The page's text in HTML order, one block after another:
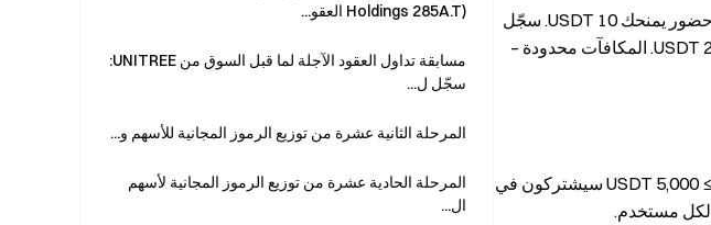
تداول ما لا يقل عن 50 USDT في عقود GUA/USDT الدائمة يوميًا لتسجيل الحضور بنجاح. كل تسجيل حضور يمنحك 10 USDT. سجّل
حضورك يوميًا لتحصل على مكافآت تراكمية – تصل حتى 70 USDT. إجمالي جوائز هذه الفئة هو 20,000 USDT. المكافآت محدودة –
خلال الفعالية، المستخدمون الذين يكملون تداولات عقود GUA/USDT الدائمة أو عمليات تحويل بقيمة ≥ 5,000 USDT سيشتركون في
Holdings 285A.T) العقو...
مسابقة تداول العقود الآجلة لما قبل السوق من UNITREE:
سجّل ل...
المرحلة الثانية عشرة من توزيع الرموز المجانية للأسهم و...
المرحلة الحادية عشرة من توزيع الرموز المجانية لأسهم
ال...